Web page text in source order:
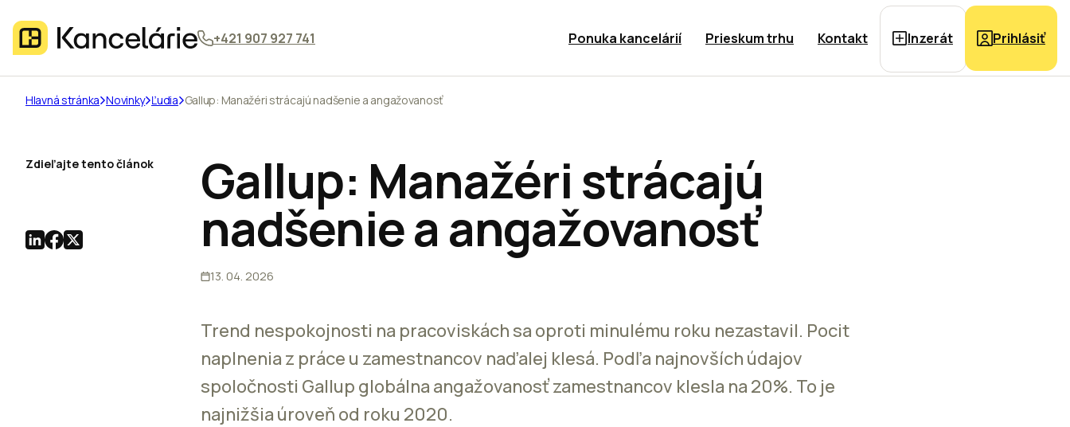
+421 907 927 741 Ponuka kancelárií Prieskum trhu Kontakt Inzerát Prihlásiť
Hlavná stránka Novinky Ľudia Gallup: Manažéri strácajú nadšenie a angažovanosť
Gallup: Manažéri strácajú
nadšenie a angažovanosť
13. 04. 2026
Trend nespokojnosti na pracoviskách sa oproti minulému roku nezastavil. Pocit
naplnenia z práce u zamestnancov naďalej klesá. Podľa najnovších údajov
spoločnosti Gallup globálna angažovanosť zamestnancov klesla na 20%. To je
najnižšia úroveň od roku 2020.
Zdieľajte tento článok